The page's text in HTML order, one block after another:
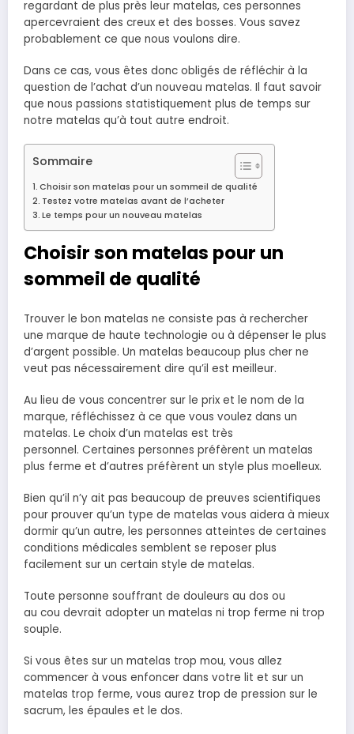
regardant de plus près leur matelas, ces personnes
apercevraient des creux et des bosses. Vous savez
probablement ce que nous voulons dire.
Dans ce cas, vous êtes donc obligés de réfléchir à la
question de l’achat d’un nouveau matelas. Il faut savoir
que nous passions statistiquement plus de temps sur
notre matelas qu’à tout autre endroit.
Sommaire
Choisir son matelas pour un sommeil de qualité
Testez votre matelas avant de l’acheter
Le temps pour un nouveau matelas
Choisir son matelas pour un
sommeil de qualité
Trouver le bon matelas ne consiste pas à rechercher
une marque de haute technologie ou à dépenser le plus
d’argent possible. Un matelas beaucoup plus cher ne
veut pas nécessairement dire qu’il est meilleur.
Au lieu de vous concentrer sur le prix et le nom de la
marque, réfléchissez à ce que vous voulez dans un
matelas. Le choix d’un matelas est très
personnel. Certaines personnes préfèrent un matelas
plus ferme et d’autres préfèrent un style plus moelleux.
Bien qu’il n’y ait pas beaucoup de preuves scientifiques
pour prouver qu’un type de matelas vous aidera à mieux
dormir qu’un autre, les personnes atteintes de certaines
conditions médicales semblent se reposer plus
facilement sur un certain style de matelas.
Toute personne souffrant de douleurs au dos ou
au cou devrait adopter un matelas ni trop ferme ni trop
souple.
Si vous êtes sur un matelas trop mou, vous allez
commencer à vous enfoncer dans votre lit et sur un
matelas trop ferme, vous aurez trop de pression sur le
sacrum, les épaules et le dos.